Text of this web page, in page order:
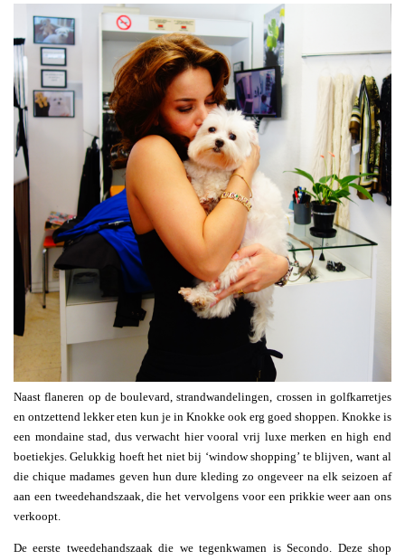
Naast flaneren op de boulevard, strandwandelingen, crossen in golfkarretjes
en ontzettend lekker eten kun je in Knokke ook erg goed shoppen. Knokke is
een mondaine stad, dus verwacht hier vooral vrij luxe merken en high end
boetiekjes. Gelukkig hoeft het niet bij ‘window shopping’ te blijven, want al
die chique madames geven hun dure kleding zo ongeveer na elk seizoen af
aan een tweedehandszaak, die het vervolgens voor een prikkie weer aan ons
verkoopt.
De eerste tweedehandszaak die we tegenkwamen is Secondo. Deze shop